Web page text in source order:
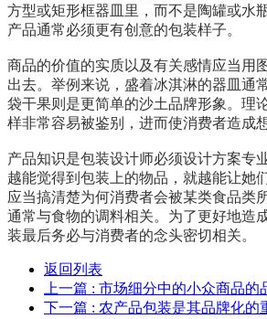
方型或矩形框器皿里，而不是陶罐或水
产品通常必须更有创意的包装样子。
商品的价值的实质以及有关感情应当用
出去。举例来说，盛着冰淇淋的器皿通
袋干果则是更简单的沙土品牌形象。理
样非常容易被鉴别，进而使消费者造成想
产品知识是包装设计师必须设计方案专
越能觉得到包装上的物品，就越能让她
应当搞清楚为何消费者会被某类食品类
通常与食物的调料相关。为了更好地造
装最后务必与消费者的念头密切相关。
返回列表
上一篇 : 市场细分中的小众商品的
下一篇 : 农产品包装是其品牌化的